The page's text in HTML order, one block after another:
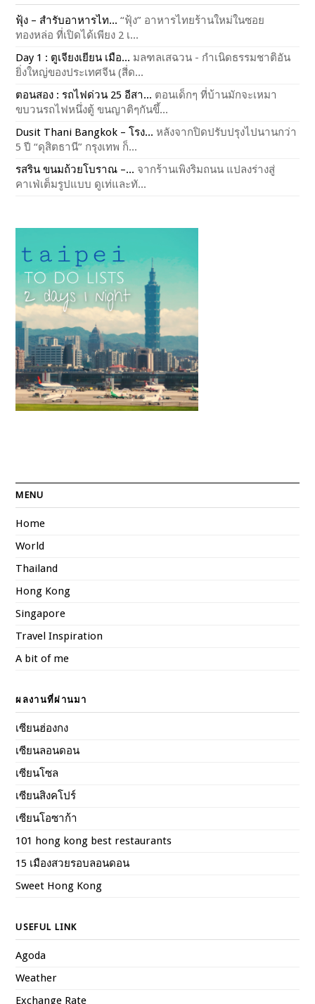
ฟุ้ง – สำรับอาหารไท... “ฟุ้ง” อาหารไทยร้านใหม่ในซอย
ทองหล่อ ที่เปิดได้เพียง 2 เ...
Day 1 : ตูเจียงเยียน เมือ... มลฑลเสฉวน - กำเนิดธรรมชาติอัน
ยิ่งใหญ่ของประเทศจีน (สี่ด...
ตอนสอง : รถไฟด่วน 25 อีสา... ตอนเด็กๆ ที่บ้านมักจะเหมา
ขบวนรถไฟหนึ่งตู้ ขนญาติๆกันขึ้...
Dusit Thani Bangkok – โรง... หลังจากปิดปรับปรุงไปนานกว่า
5 ปี “ดุสิตธานี” กรุงเทพ ก็...
รสริน ขนมถ้วยโบราณ –... จากร้านเพิงริมถนน แปลงร่างสู่
คาเฟ่เต็มรูปแบบ ดูเท่และทั...
MENU
Home
World
Thailand
Hong Kong
Singapore
Travel Inspiration
A bit of me
ผลงานที่ผ่านมา
เซียนฮ่องกง
เซียนลอนดอน
เซียนโซล
เซียนสิงคโปร์
เซียนโอซาก้า
101 hong kong best restaurants
15 เมืองสวยรอบลอนดอน
Sweet Hong Kong
USEFUL LINK
Agoda
Weather
Exchange Rate